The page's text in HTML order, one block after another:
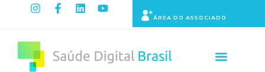
ÁREA DO ASSOCIADO